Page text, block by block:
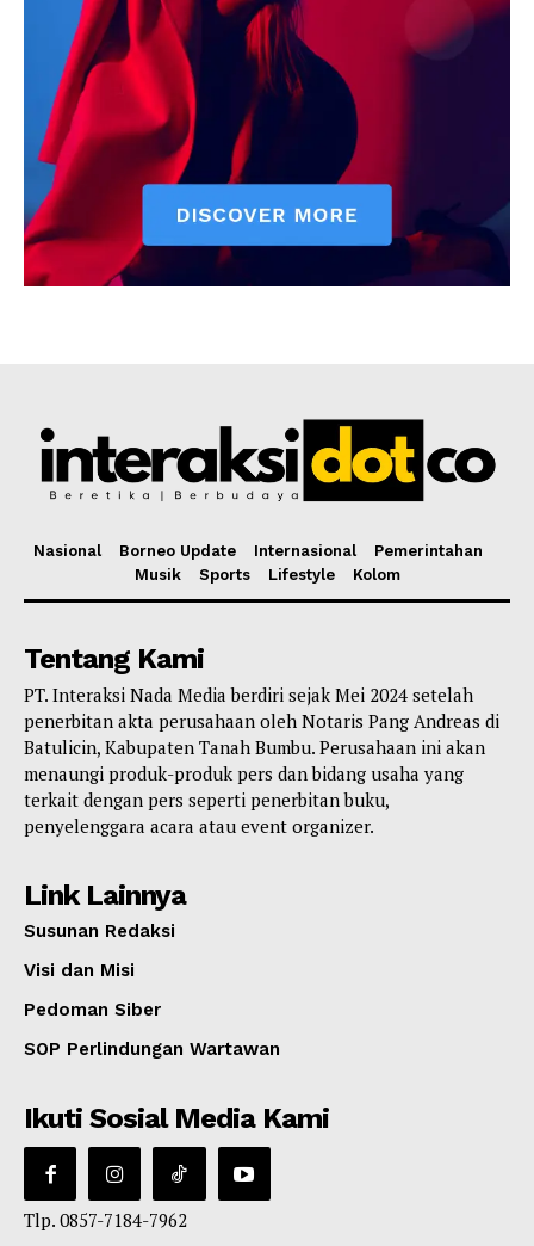
Nasional Borneo Update Internasional
Pemerintahan
Musik
Sports Lifestyle Kolom
Tentang Kami
PT. Interaksi Nada Media berdiri sejak Mei 2024 setelah
penerbitan akta perusahaan oleh Notaris Pang Andreas di
Batulicin, Kabupaten Tanah Bumbu. Perusahaan ini akan
menaungi produk-produk pers dan bidang usaha yang
terkait dengan pers seperti penerbitan buku,
penyelenggara acara atau event organizer.
Link Lainnya
Susunan Redaksi
Visi dan Misi
Pedoman Siber
SOP Perlindungan Wartawan
Ikuti Sosial Media Kami
Tlp. 0857-7184-7962